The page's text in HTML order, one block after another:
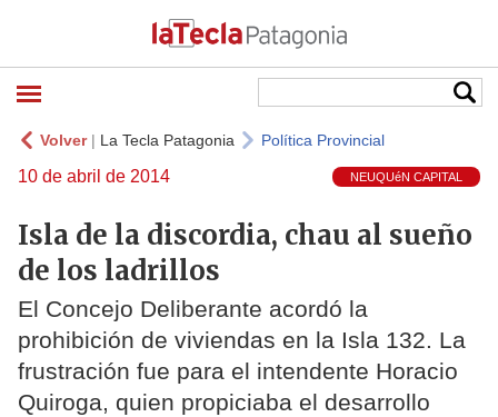
Volver| La Tecla Patagonia Política Provincial
10 de abril de 2014 NEUQUéN CAPITAL
Isla de la discordia, chau al sueño
de los ladrillos
El Concejo Deliberante acordó la
prohibición de viviendas en la Isla 132. La
frustración fue para el intendente Horacio
Quiroga, quien propiciaba el desarrollo